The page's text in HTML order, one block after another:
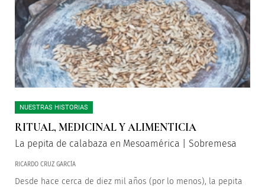
NUESTRAS HISTORIAS
RITUAL, MEDICINAL Y ALIMENTICIA
La pepita de calabaza en Mesoamérica | Sobremesa
RICARDO CRUZ GARCÍA
Desde hace cerca de diez mil años (por lo menos), la pepita